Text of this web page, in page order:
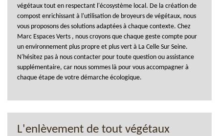
végétaux tout en respectant l'écosystème local. De la création de
compost enrichissant à l'utilisation de broyeurs de végétaux, nous
vous proposons des solutions adaptées à chaque contexte. Chez
Marc Espaces Verts , nous croyons que chaque geste compte pour
un environnement plus propre et plus vert à La Celle Sur Seine.
N'hésitez pas à nous contacter pour toute question ou assistance
supplémentaire, car nous sommes là pour vous accompagner à
chaque étape de votre démarche écologique.
L'enlèvement de tout végétaux